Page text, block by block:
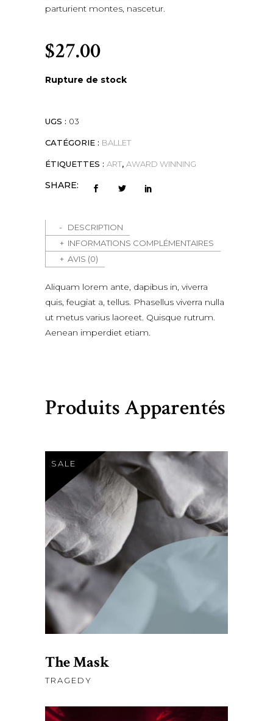
parturient montes, nascetur.
$27.00
Rupture de stock
UGS : 03
CATÉGORIE : BALLET
ÉTIQUETTES : ART, AWARD WINNING
SHARE:
DESCRIPTION
INFORMATIONS COMPLÉMENTAIRES
AVIS (0)
Aliquam lorem ante, dapibus in, viverra
quis, feugiat a, tellus. Phasellus viverra nulla
ut metus varius laoreet. Quisque rutrum.
Aenean imperdiet etiam.
Produits Apparentés
SALE
$98.00 Original
price
was:
$98.00.
75.00Current
price
AJOUTER AU PANIER
The Mask
TRAGEDY